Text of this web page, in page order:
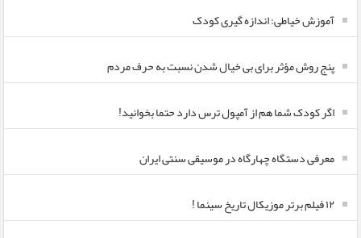
آموزش خیاطی: اندازه گیری کودک
پنج روش مؤثر برای بی خیال شدن نسبت به حرف مردم
اگر کودک شما هم از آمپول ترس دارد حتما بخوانید!
معرفی دستگاه چهارگاه در موسیقی سنتی ایران
۱۲ فیلم برتر موزیکال تاریخ سینما !